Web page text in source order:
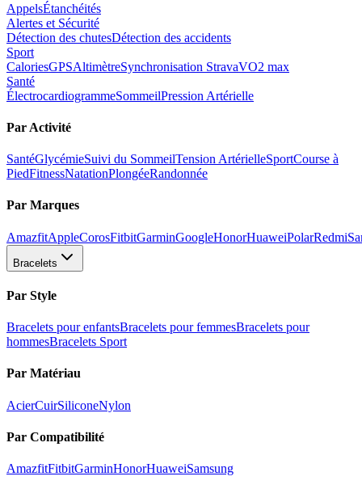
AppelsÉtanchéités
Alertes et Sécurité
Détection des chutesDétection des accidents
Sport
CaloriesGPSAltimètreSynchronisation StravaVO2 max
Santé
ÉlectrocardiogrammeSommeilPression Artérielle
Par Activité
SantéGlycémieSuivi du SommeilTension ArtérielleSportCourse à
PiedFitnessNatationPlongéeRandonnée
Par Marques
AmazfitAppleCorosFitbitGarminGoogleHonorHuaweiPolarRedmi
Bracelets
Par Style
Bracelets pour enfantsBracelets pour femmesBracelets pour
hommesBracelets Sport
Par Matériau
AcierCuirSiliconeNylon
Par Compatibilité
AmazfitFitbitGarminHonorHuaweiSamsung